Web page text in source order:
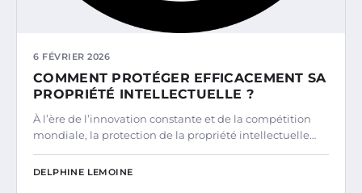
6 FÉVRIER 2026
COMMENT PROTÉGER EFFICACEMENT SA
PROPRIÉTÉ INTELLECTUELLE ?
À l’ère de l’innovation constante et de la compétition
mondiale, la protection de la propriété intellectuelle…
DELPHINE LEMOINE